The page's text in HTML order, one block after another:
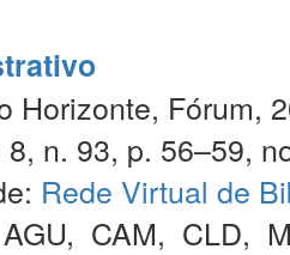
Horizonte, Fórum,
n. 93, p. 56–59,
Rede Virtual de
AGU, CAM, CLD,